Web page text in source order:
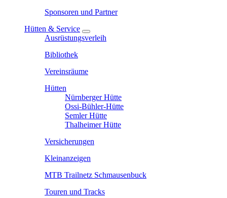
Sponsoren und Partner
Hütten & Service
Ausrüstungsverleih
Bibliothek
Vereinsräume
Hütten
Nürnberger Hütte
Ossi-Bühler-Hütte
Semler Hütte
Thalheimer Hütte
Versicherungen
Kleinanzeigen
MTB Trailnetz Schmausenbuck
Touren und Tracks